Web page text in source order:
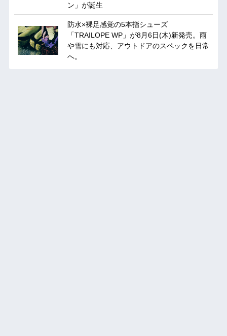
ン」が誕生
防水×裸足感覚の5本指シューズ
「TRAILOPE WP」が8月6日(木)新発売。雨
や雪にも対応、アウトドアのスペックを日常
へ。